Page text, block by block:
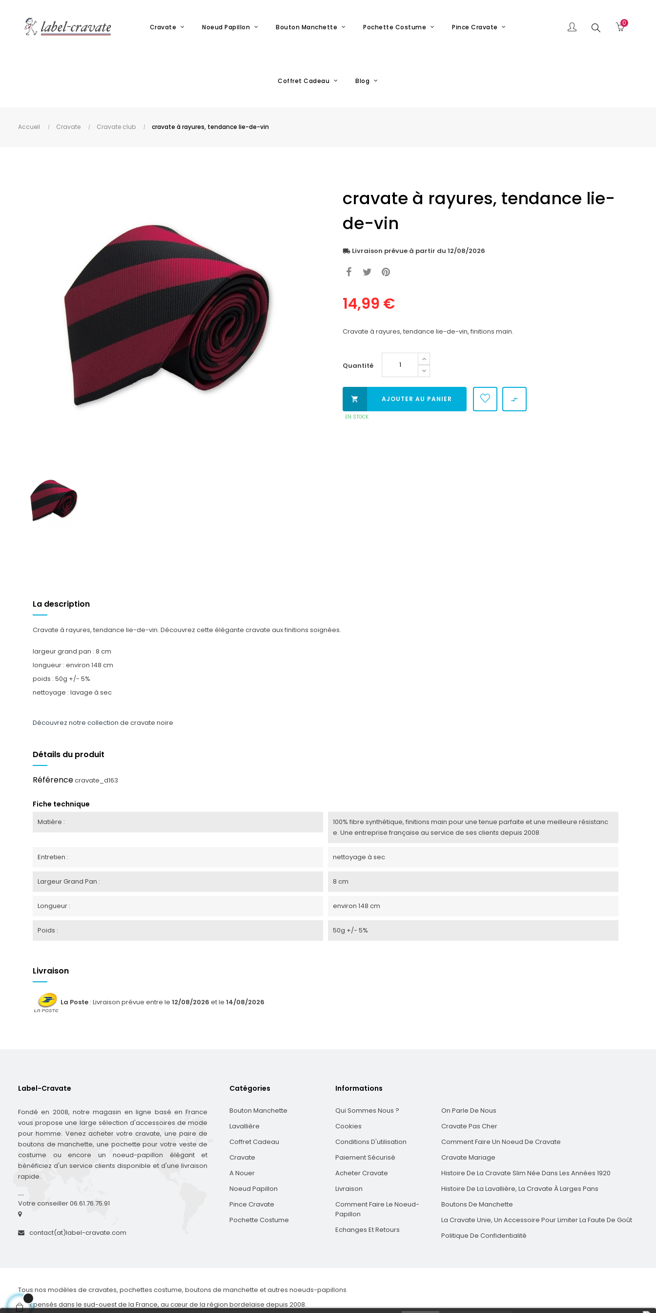
Cravate Noeud Papillon Bouton Manchette Pochette Costume Pince Cravate
Coffret Cadeau Blog
Chercher0
Accueil Cravate Cravate club cravate à rayures, tendance lie-de-vin
cravate à rayures, tendance lie-
de-vin
local_shipping Livraison prévue à partir du 12/08/2026
14,99 €
Cravate à rayures, tendance lie-de-vin, finitions main.
Quantité
 AJOUTER AU PANIER 
EN STOCK
La description
Cravate à rayures, tendance lie-de-vin. Découvrez cette élégante cravate aux finitions soignées.
largeur grand pan : 8 cm
longueur : environ 148 cm
poids : 50g +/- 5%
nettoyage : lavage à sec
Découvrez notre collection de cravate noire
Détails du produit
Référencecravate_d163
Fiche technique
Matière :
100% fibre synthétique, finitions main pour une tenue parfaite et une meilleure résistanc
e. Une entreprise française au service de ses clients depuis 2008
Entretien : nettoyage à sec
Largeur Grand Pan : 8 cm
Longueur : environ 148 cm
Poids : 50g +/- 5%
Livraison
La Poste : Livraison prévue entre le 12/08/2026 et le 14/08/2026
Label-Cravate
Fondé en 2008, notre magasin en ligne basé en France
vous propose une large sélection d'accessoires de mode
pour homme. Venez acheter votre cravate, une paire de
boutons de manchette, une pochette pour votre veste de
costume ou encore un noeud-papillon élégant et
bénéficiez d'un service clients disponible et d'une livraison
rapide.
---
Votre conseiller 06.61.76.75.91
contact(at)label-cravate.com
Catégories
Bouton Manchette
Lavallière
Coffret Cadeau
Cravate
A Nouer
Noeud Papillon
Pince Cravate
Pochette Costume
Informations
Qui Sommes Nous ?
Cookies
Conditions D'utilisation
Paiement Sécurisé
Acheter Cravate
Livraison
Comment Faire Le Noeud-
Papillon
Echanges Et Retours
On Parle De Nous
Cravate Pas Cher
Comment Faire Un Noeud De Cravate
Cravate Mariage
Histoire De La Cravate Slim Née Dans Les Années 1920
Histoire De La Lavallière, La Cravate À Larges Pans
Boutons De Manchette
La Cravate Unie, Un Accessoire Pour Limiter La Faute De Goût
Politique De Confidentialité
Tous nos modèles de cravates, pochettes costume, boutons de manchette et autres noeuds-papillons
sont pensés dans le sud-ouest de la France, au cœur de la région bordelaise depuis 2008.